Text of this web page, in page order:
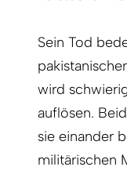
Sein Tod
wird
auflösen.
sie einander
militärischen